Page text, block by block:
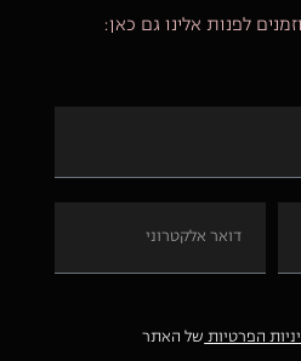
לפנות אלינו גם כאן:
הפרטיות של האתר